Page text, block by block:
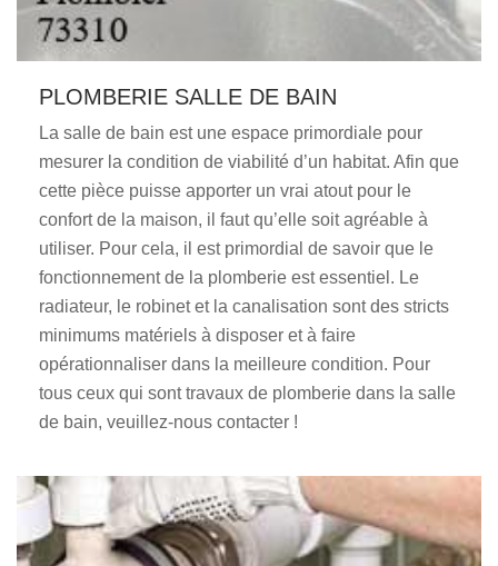
PLOMBERIE SALLE DE BAIN
La salle de bain est une espace primordiale pour
mesurer la condition de viabilité d’un habitat. Afin que
cette pièce puisse apporter un vrai atout pour le
confort de la maison, il faut qu’elle soit agréable à
utiliser. Pour cela, il est primordial de savoir que le
fonctionnement de la plomberie est essentiel. Le
radiateur, le robinet et la canalisation sont des stricts
minimums matériels à disposer et à faire
opérationnaliser dans la meilleure condition. Pour
tous ceux qui sont travaux de plomberie dans la salle
de bain, veuillez-nous contacter !